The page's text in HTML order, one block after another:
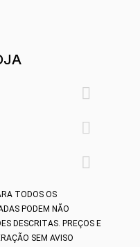



TODOS OS
PODEM NÃO
DESCRITAS. PREÇOS E
SEM AVISO